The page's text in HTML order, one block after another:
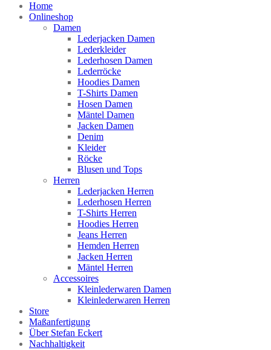
Home
Onlineshop
Damen
Lederjacken Damen
Lederkleider
Lederhosen Damen
Lederröcke
Hoodies Damen
T-Shirts Damen
Hosen Damen
Mäntel Damen
Jacken Damen
Denim
Kleider
Röcke
Blusen und Tops
Herren
Lederjacken Herren
Lederhosen Herren
T-Shirts Herren
Hoodies Herren
Jeans Herren
Hemden Herren
Jacken Herren
Mäntel Herren
Accessoires
Kleinlederwaren Damen
Kleinlederwaren Herren
Store
Maßanfertigung
Über Stefan Eckert
Nachhaltigkeit